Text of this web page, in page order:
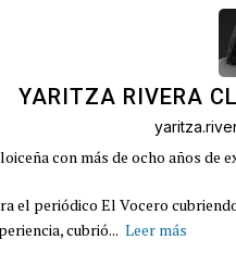
YARITZA RIVERA
con más de ocho años de
el periódico El Vocero
cubrió... Leer más